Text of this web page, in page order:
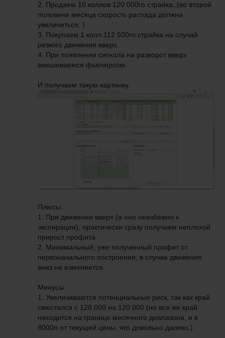
2. Продаем 10 коллов 120 000го страйка..(во второй
половине месяца скорость распада должна
увеличиться. )
3. Покупаем 1 колл 112 500го страйка на случай
резкого движения вверх.
4. При появлении сигнала на разворот вверх
вмешиваемся фьючерсом.
И получаем такую картинку.
Плюсы:
1. При движении вверх (а оно неизбежно к
экспирации), практически сразу получаем неплохой
прирост профита
2. Минимальный, уже полученный профит от
первоначального построения, в случае движения
вниз не изменяется.
Минусы:
1. Увеличиваются потенциальные риск, так как край
сместился с 128 000 на 120 000 (но все же край
находится на границе месячного диапазона, и в
8000п от текущей цены, что довольно далеко.)